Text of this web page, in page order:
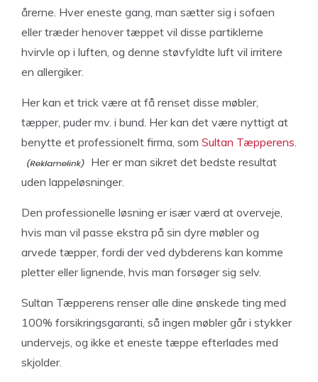
årerne. Hver eneste gang, man sætter sig i sofaen
eller træder henover tæppet vil disse partiklerne
hvirvle op i luften, og denne støvfyldte luft vil irritere
en allergiker.
Her kan et trick være at få renset disse møbler,
tæpper, puder mv. i bund. Her kan det være nyttigt at
benytte et professionelt firma, som Sultan Tæpperens.
Her er man sikret det bedste resultat
uden lappeløsninger.
Den professionelle løsning er især værd at overveje,
hvis man vil passe ekstra på sin dyre møbler og
arvede tæpper, fordi der ved dybderens kan komme
pletter eller lignende, hvis man forsøger sig selv.
Sultan Tæpperens renser alle dine ønskede ting med
100% forsikringsgaranti, så ingen møbler går i stykker
undervejs, og ikke et eneste tæppe efterlades med
skjolder.